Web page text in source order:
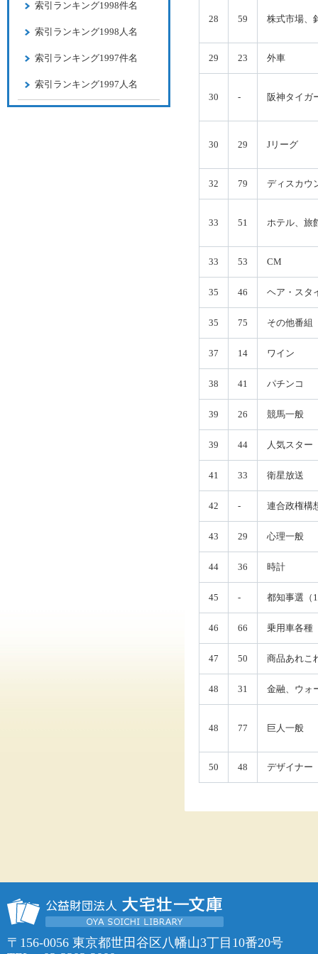
28 59 株式市場、
29 23 外車
30 - 阪神タイガ
30 29 Jリーグ
32 79 ディスカウ
33 51 ホテル、旅
33 53 CM
35 46 ヘア・スタ
35 75 その他番組
37 14 ワイン
38 41 パチンコ
39 26 競馬一般
39 44 人気スター
41 33 衛星放送
42 - 連合政権構
43 29 心理一般
44 36 時計
45 - 都知事選（
46 66 乗用車各種
47 50 商品あれこ
48 31 金融、ウォ
48 77 巨人一般
50 48 デザイナー
索引ランキング1998件名
索引ランキング1998人名
索引ランキング1997件名
索引ランキング1997人名
〒156-0056 東京都世田谷区八幡山3丁目10番20号